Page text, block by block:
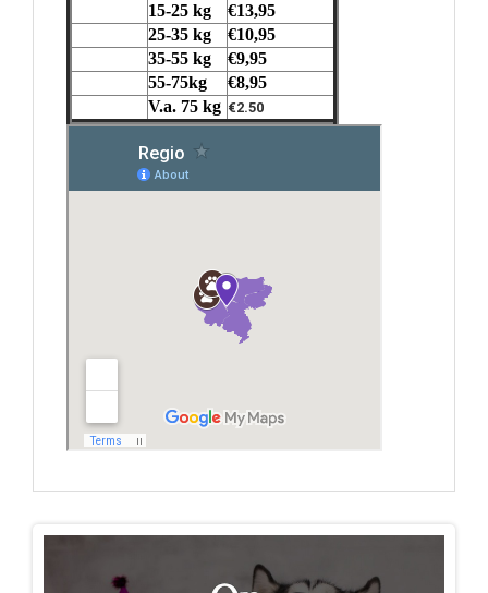
15-25 kg
€13,95
25-35 kg
€10,95
35-55 kg
€9,95
55-75kg
€8,95
V.a. 75 kg €2.50